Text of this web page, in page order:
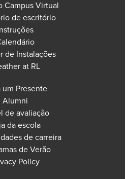
Campus Virtual
de escritório
de Instalações
at RL
um Presente
Alumni
de avaliação
da escola
de carreira
de Verão
Policy